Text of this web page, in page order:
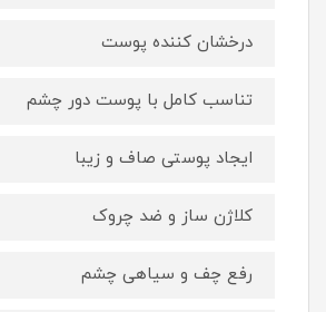
درخشان کننده پوست
تناسب کامل با پوست دور چشم
ایجاد پوستی صاف و زیبا
کلاژن ساز و ضد چروک
رفع چف و سیاهی چشم